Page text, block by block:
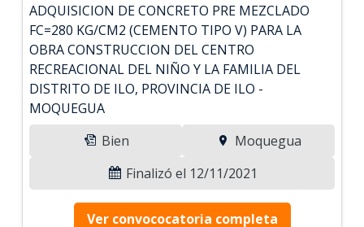
ADQUISICION DE CONCRETO PRE MEZCLADO
FC=280 KG/CM2 (CEMENTO TIPO V) PARA LA
OBRA CONSTRUCCION DEL CENTRO
RECREACIONAL DEL NIÑO Y LA FAMILIA DEL
DISTRITO DE ILO, PROVINCIA DE ILO -
MOQUEGUA
Bien
Moquegua
Finalizó el 12/11/2021
Ver convococatoria completa